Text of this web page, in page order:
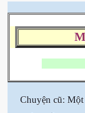
-
Chuyện cũ: